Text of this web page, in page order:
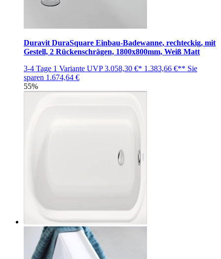
Duravit DuraSquare Einbau-Badewanne, rechteckig, mit
Gestell, 2 Rückenschrägen, 1800x800mm, Weiß Matt
3-4 Tage 1 Variante UVP3.058,30 €* 1.383,66 €** Sie
sparen 1.674,64 €
55%